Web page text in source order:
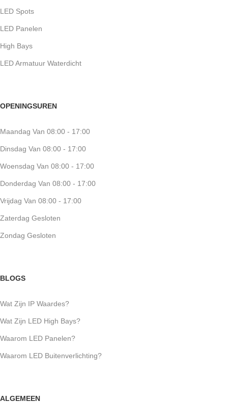
LED Spots
LED Panelen
High Bays
LED Armatuur Waterdicht
OPENINGSUREN
Maandag Van 08:00 - 17:00
Dinsdag Van 08:00 - 17:00
Woensdag Van 08:00 - 17:00
Donderdag Van 08:00 - 17:00
Vrijdag Van 08:00 - 17:00
Zaterdag Gesloten
Zondag Gesloten
BLOGS
Wat Zijn IP Waardes?
Wat Zijn LED High Bays?
Waarom LED Panelen?
Waarom LED Buitenverlichting?
ALGEMEEN